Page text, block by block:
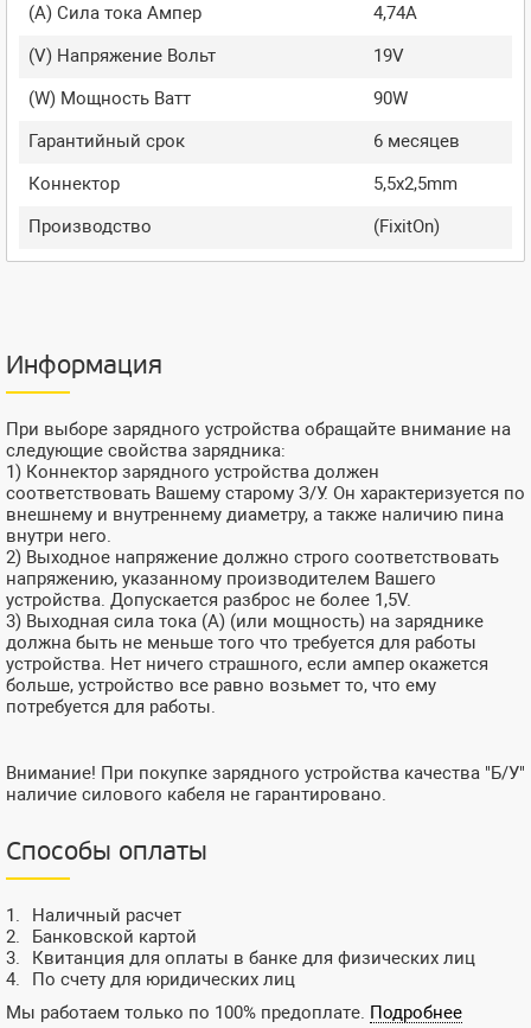
(A) Сила тока Ампер
4,74A
(V) Напряжение Вольт
19V
(W) Мощность Ватт
90W
Гарантийный срок
6 месяцев
Коннектор
5,5x2,5mm
Производство
(FixitOn)
Информация
При выборе зарядного устройства обращайте внимание на
следующие свойства зарядника:
1) Коннектор зарядного устройства должен
соответствовать Вашему старому З/У. Он характеризуется по
внешнему и внутреннему диаметру, а также наличию пина
внутри него.
2) Выходное напряжение должно строго соответствовать
напряжению, указанному производителем Вашего
устройства. Допускается разброс не более 1,5V.
3) Выходная сила тока (А) (или мощность) на заряднике
должна быть не меньше того что требуется для работы
устройства. Нет ничего страшного, если ампер окажется
больше, устройство все равно возьмет то, что ему
потребуется для работы.
Внимание! При покупке зарядного устройства качества "Б/У"
наличие силового кабеля не гарантировано.
Способы оплаты
Наличный расчет
Банковской картой
Квитанция для оплаты в банке для физических лиц
По счету для юридических лиц
Мы работаем только по 100% предоплате. Подробнее